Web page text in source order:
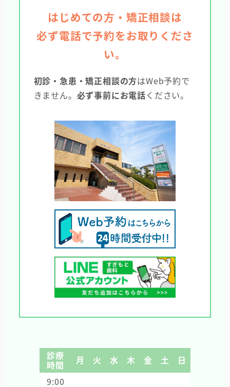
はじめての方・矯正相談は
必ず電話で予約をお取りくださ
い。
初診・急患・矯正相談の方はWeb予約で
きません。 必ず事前にお電話ください。
診療
時間 月 火 水 木 金 土
日
9:00